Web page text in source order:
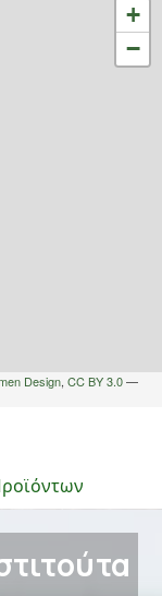
+
−
Design, CC BY 3.0—